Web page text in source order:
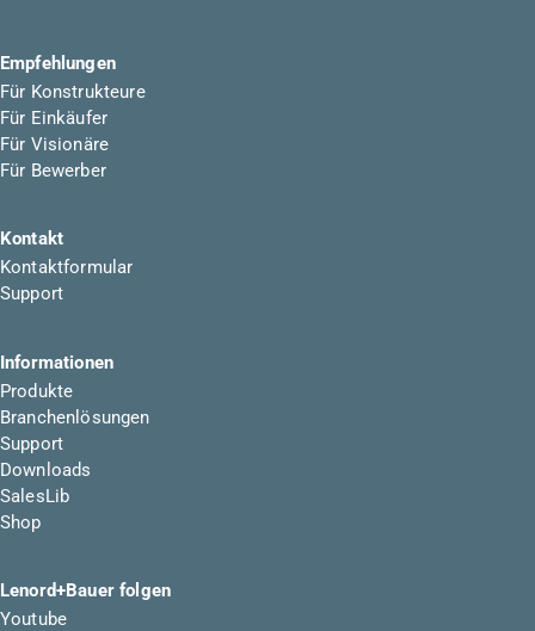
Empfehlungen
Für Konstrukteure
Für Einkäufer
Für Visionäre
Für Bewerber
Kontakt
Kontaktformular
Support
Informationen
Produkte
Branchenlösungen
Support
Downloads
SalesLib
Shop
Lenord+Bauer folgen
Youtube